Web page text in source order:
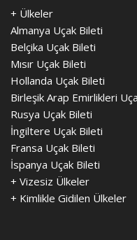
+ Ülkeler
Almanya Uçak Bileti
Belçika Uçak Bileti
Mısır Uçak Bileti
Hollanda Uçak Bileti
Birleşik Arap Emirlikleri
Rusya Uçak Bileti
İngiltere Uçak Bileti
Fransa Uçak Bileti
İspanya Uçak Bileti
+ Vizesiz Ülkeler
+ Kimlikle Gidilen Ülkeler